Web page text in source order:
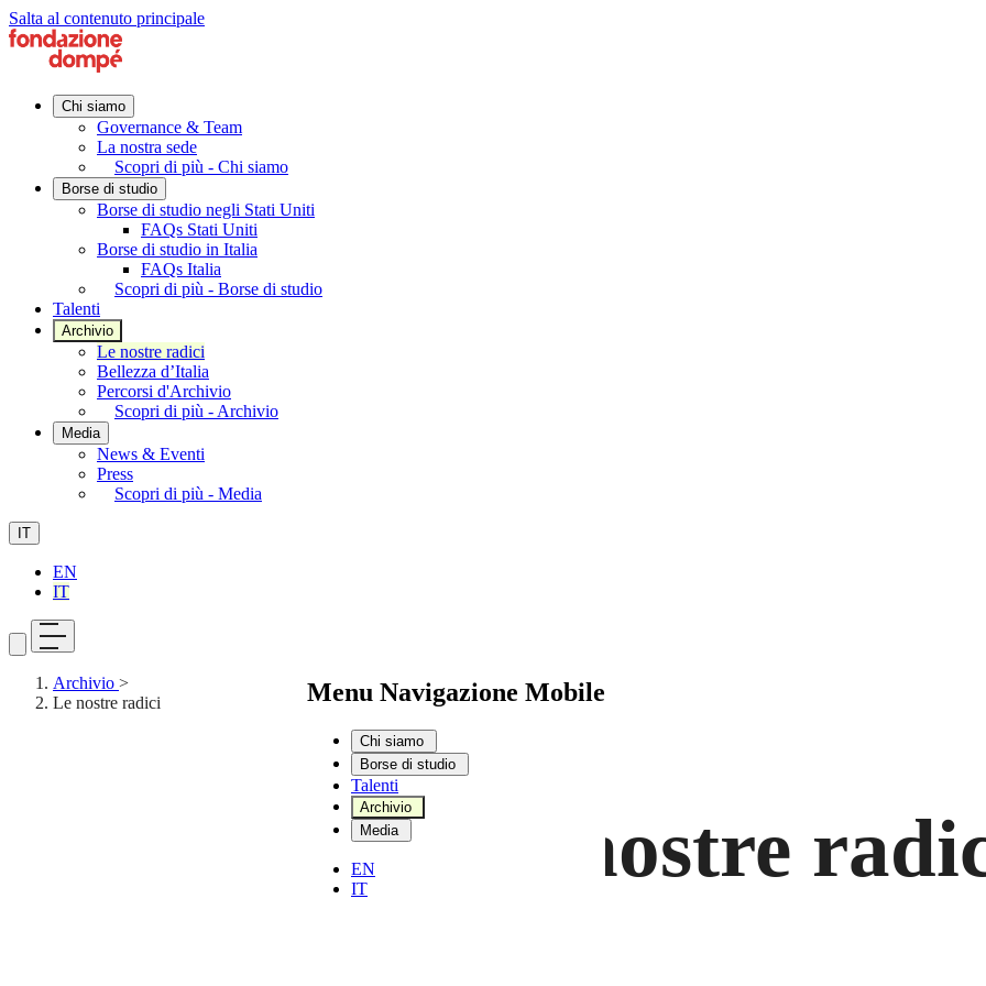
Salta al contenuto principale
Chi siamo
Governance & Team
La nostra sede
Scopri di più - Chi siamo
Borse di studio
Borse di studio negli Stati Uniti
FAQs Stati Uniti
Borse di studio in Italia
FAQs Italia
Scopri di più - Borse di studio
Talenti
Archivio
Le nostre radici
Bellezza d’Italia
Percorsi d'Archivio
Scopri di più - Archivio
Media
News & Eventi
Press
Scopri di più - Media
IT
EN
IT
Menu Navigazione Mobile
Chi siamo
Borse di studio
Talenti
Archivio
Media
EN
IT
Archivio >
Le nostre radici
Le nostre